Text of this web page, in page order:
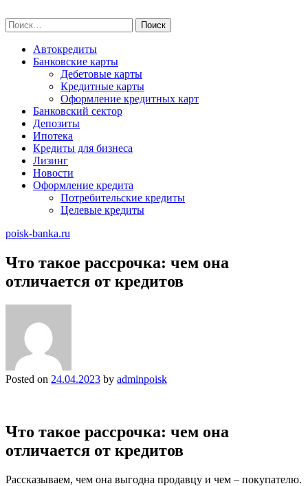
to
content
Найти:
Автокредиты
Банковские карты
Дебетовые карты
Кредитные карты
Оформление кредитных карт
Банковский сектор
Депозиты
Ипотека
Кредиты для бизнеса
Лизинг
Новости
Оформление кредита
Потребительские кредиты
Целевые кредиты
poisk-banka.ru
Что такое рассрочка: чем она
отличается от кредитов
Posted on 24.04.2023 by adminpoisk
Что такое рассрочка: чем она
отличается от кредитов
Рассказываем, чем она выгодна продавцу и чем – покупателю.